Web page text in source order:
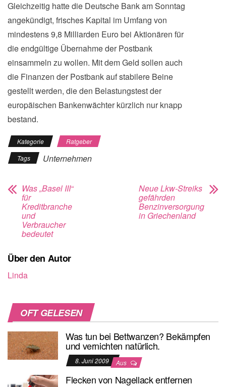
Gleichzeitig hatte die Deutsche Bank am Sonntag
angekündigt, frisches Kapital im Umfang von
mindestens 9,8 Milliarden Euro bei Aktionären für
die endgültige Übernahme der Postbank
einsammeln zu wollen. Mit dem Geld sollen auch
die Finanzen der Postbank auf stabilere Beine
gestellt werden, die den Belastungstest der
europäischen Bankenwächter kürzlich nur knapp
bestand.
Kategorie
Ratgeber
Tags
Unternehmen
Was „Basel III“
für
Kreditbranche
und
Verbraucher
bedeutet
Neue Lkw-Streiks
gefährden
Benzinversorgung
in Griechenland
Über den Autor
Linda
OFT GELESEN
Was tun bei Bettwanzen? Bekämpfen
und vernichten natürlich.
8. Juni 2009 Aus
Flecken von Nagellack entfernen